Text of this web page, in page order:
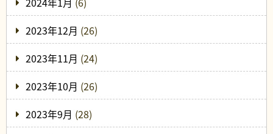
2023年12月 (26)
2023年11月 (24)
2023年10月 (26)
2023年9月 (28)